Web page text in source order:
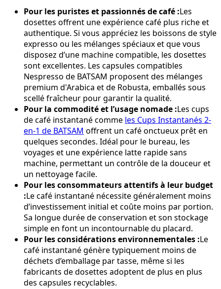
Pour les puristes et passionnés de café :Les
dosettes offrent une expérience café plus riche et
authentique. Si vous appréciez les boissons de style
expresso ou les mélanges spéciaux et que vous
disposez d’une machine compatible, les dosettes
sont excellentes. Les capsules compatibles
Nespresso de BATSAM proposent des mélanges
premium d'Arabica et de Robusta, emballés sous
scellé fraîcheur pour garantir la qualité.
Pour la commodité et l’usage nomade :Les cups
de café instantané comme les Cups Instantanés 2-
en-1 de BATSAM offrent un café onctueux prêt en
quelques secondes. Idéal pour le bureau, les
voyages et une expérience latte rapide sans
machine, permettant un contrôle de la douceur et
un nettoyage facile.
Pour les consommateurs attentifs à leur budget
:Le café instantané nécessite généralement moins
d’investissement initial et coûte moins par portion.
Sa longue durée de conservation et son stockage
simple en font un incontournable du placard.
Pour les considérations environnementales :Le
café instantané génère typiquement moins de
déchets d’emballage par tasse, même si les
fabricants de dosettes adoptent de plus en plus
des capsules recyclables.